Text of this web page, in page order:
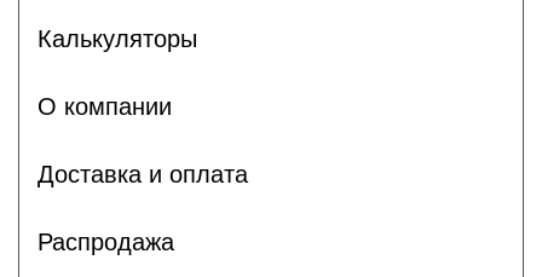
Калькуляторы
О компании
Доставка и оплата
Распродажа